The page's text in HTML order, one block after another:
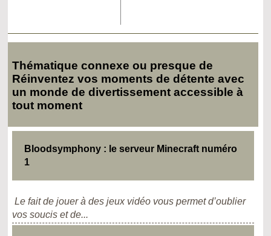
Thématique connexe ou presque de
Réinventez vos moments de détente avec
un monde de divertissement accessible à
tout moment
Bloodsymphony : le serveur Minecraft numéro
1
Le fait de jouer à des jeux vidéo vous permet d’oublier
vos soucis et de...